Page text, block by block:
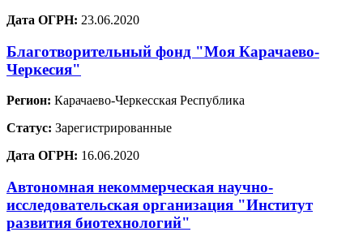
Дата ОГРН: 23.06.2020
Благотворительный фонд "Моя Карачаево-
Черкесия"
Регион: Карачаево-Черкесская Республика
Статус: Зарегистрированные
Дата ОГРН: 16.06.2020
Автономная некоммерческая научно-
исследовательская организация "Институт
развития биотехнологий"